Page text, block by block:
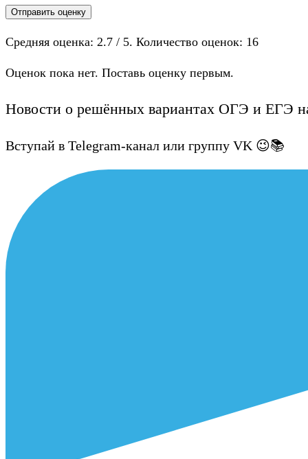
Отправить оценку
Средняя оценка: 2.7 / 5. Количество оценок: 16
Оценок пока нет. Поставь оценку первым.
Новости о решённых вариантах ОГЭ и ЕГЭ
Вступай в Telegram-канал или группу VK 😉📚